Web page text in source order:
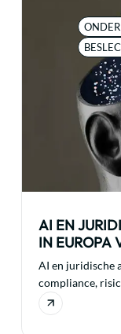
AI EN
IN EUROPA
AI en juridische
compliance,
ondernemingen